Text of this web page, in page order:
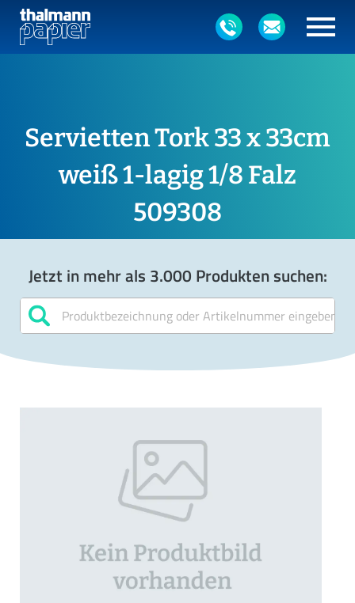
Servietten Tork 33 x 33cm
weiß 1-lagig 1/8 Falz
509308
Jetzt in mehr als 3.000 Produkten suchen: